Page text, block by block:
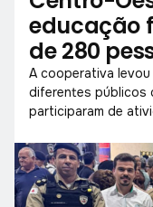
educação
de 280
A cooperativa
diferentes públicos
participaram de